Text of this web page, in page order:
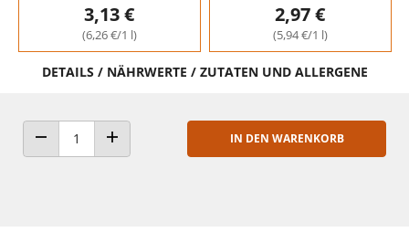
3,13 €
(6,26 €/1 l)
2,97 €
(5,94 €/1 l)
DETAILS / NÄHRWERTE / ZUTATEN UND ALLERGENE
ANZAHL VERRINGERNANZAHL ERHÖHEN
IN DEN WARENKORB